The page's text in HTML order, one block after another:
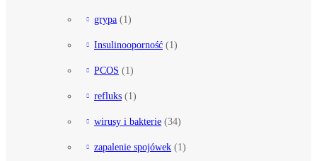
grypa (1)
Insulinooporność (1)
PCOS (1)
refluks (1)
wirusy i bakterie (34)
zapalenie spojówek (1)